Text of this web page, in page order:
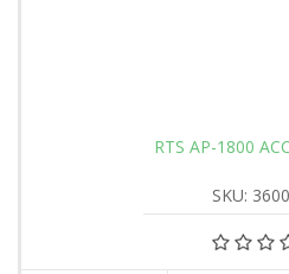
RTS AP-1800
SKU: